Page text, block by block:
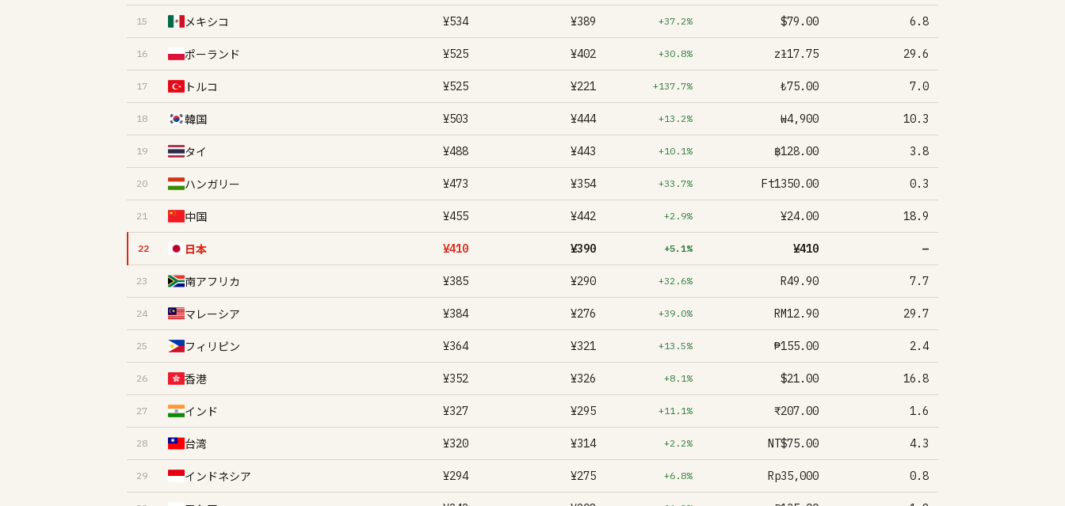
15 メキシコ ¥534 ¥389 +37.2% $79.00 6.8
16 ポーランド ¥525 ¥402 +30.8% zł17.75 29.6
17 トルコ ¥525 ¥221 +137.7% ₺75.00 7.0
18 韓国 ¥503 ¥444 +13.2% ₩4,900 10.3
19 タイ ¥488 ¥443 +10.1% ฿128.00 3.8
20 ハンガリー ¥473 ¥354 +33.7% Ft1350.00 0.3
21 中国 ¥455 ¥442 +2.9% ¥24.00 18.9
22 日本 ¥410 ¥390 +5.1% ¥410 —
23 南アフリカ ¥385 ¥290 +32.6% R49.90 7.7
24 マレーシア ¥384 ¥276 +39.0% RM12.90 29.7
25 フィリピン ¥364 ¥321 +13.5% ₱155.00 2.4
26 香港 ¥352 ¥326 +8.1% $21.00 16.8
27 インド ¥327 ¥295 +11.1% ₹207.00 1.6
28 台湾 ¥320 ¥314 +2.2% NT$75.00 4.3
29 インドネシア ¥294 ¥275 +6.8% Rp35,000 0.8